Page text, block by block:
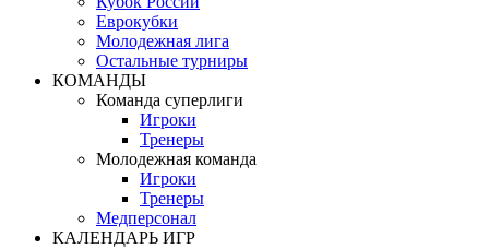
Еврокубки
Молодежная лига
Остальные турниры
КОМАНДЫ
Команда суперлиги
Игроки
Тренеры
Молодежная команда
Игроки
Тренеры
Медперсонал
КАЛЕНДАРЬ ИГР